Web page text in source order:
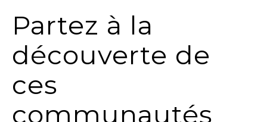
Partez à la
découverte de
ces
communautés